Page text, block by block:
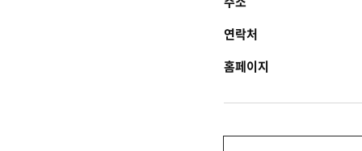
연락처
홈페이지